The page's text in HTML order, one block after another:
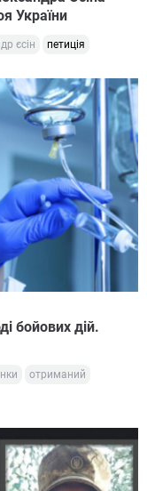
України
єсін петиція
бойових дій.
отриманий